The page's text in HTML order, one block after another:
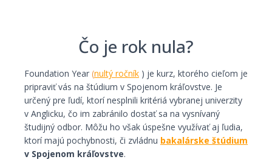
Expert Advice. Successful Outcomes.
Čo je rok nula?
Foundation Year (nultý ročník ) je kurz, ktorého cieľom je
pripraviť vás na štúdium v Spojenom kráľovstve. Je
určený pre ľudí, ktorí nesplnili kritériá vybranej univerzity
v Anglicku, čo im zabránilo dostať sa na vysnívaný
študijný odbor. Môžu ho však úspešne využívať aj ľudia,
ktorí majú pochybnosti, či zvládnu bakalárske štúdium
v Spojenom kráľovstve.